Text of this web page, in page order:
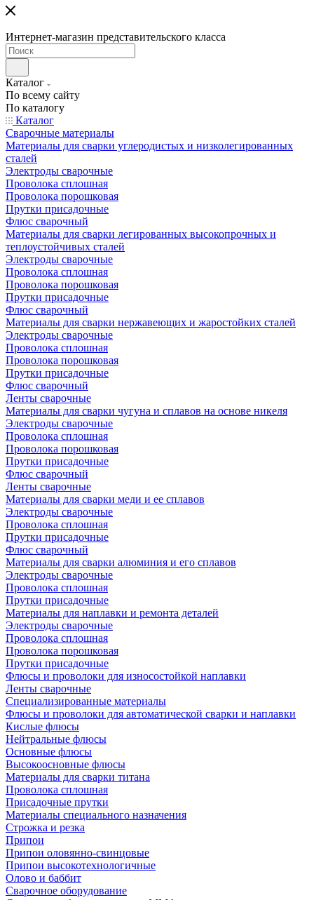
Интернет-магазин представительского класса
Каталог
По всему сайту
По каталогу
Каталог
Сварочные материалы
Материалы для сварки углеродистых и низколегированных
сталей
Электроды сварочные
Проволока сплошная
Проволока порошковая
Прутки присадочные
Флюс сварочный
Материалы для сварки легированных высокопрочных и
теплоустойчивых сталей
Электроды сварочные
Проволока сплошная
Проволока порошковая
Прутки присадочные
Флюс сварочный
Материалы для сварки нержавеющих и жаростойких сталей
Электроды сварочные
Проволока сплошная
Проволока порошковая
Прутки присадочные
Флюс сварочный
Ленты сварочные
Материалы для сварки чугуна и сплавов на основе никеля
Электроды сварочные
Проволока сплошная
Проволока порошковая
Прутки присадочные
Флюс сварочный
Ленты сварочные
Материалы для сварки меди и ее сплавов
Электроды сварочные
Проволока сплошная
Прутки присадочные
Флюс сварочный
Материалы для сварки алюминия и его сплавов
Электроды сварочные
Проволока сплошная
Прутки присадочные
Материалы для наплавки и ремонта деталей
Электроды сварочные
Проволока сплошная
Проволока порошковая
Прутки присадочные
Флюсы и проволоки для износостойкой наплавки
Ленты сварочные
Специализированные материалы
Флюсы и проволоки для автоматической сварки и наплавки
Кислые флюсы
Нейтральные флюсы
Основные флюсы
Высокоосновные флюсы
Материалы для сварки титана
Проволока сплошная
Присадочные прутки
Материалы специального назначения
Строжка и резка
Припои
Припои оловянно-свинцовые
Припои высокотехнологичные
Олово и баббит
Сварочное оборудование